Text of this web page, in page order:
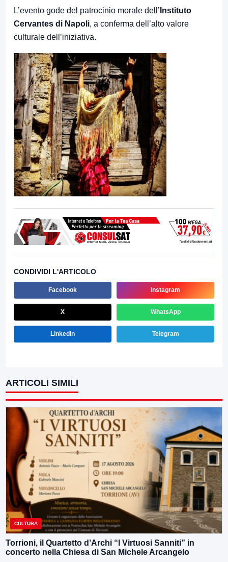
L’evento gode del patrocinio morale dell’ Instituto
Cervantes di Napoli, a conferma dell’alto valore
culturale dell’iniziativa.
CONDIVIDI L'ARTICOLO
Facebook Instagram
X WhatsApp
LinkedIn Telegram
ARTICOLI SIMILI
CULTURA
Torrioni, il Quartetto d’Archi “I Virtuosi Sanniti” in
concerto nella Chiesa di San Michele Arcangelo